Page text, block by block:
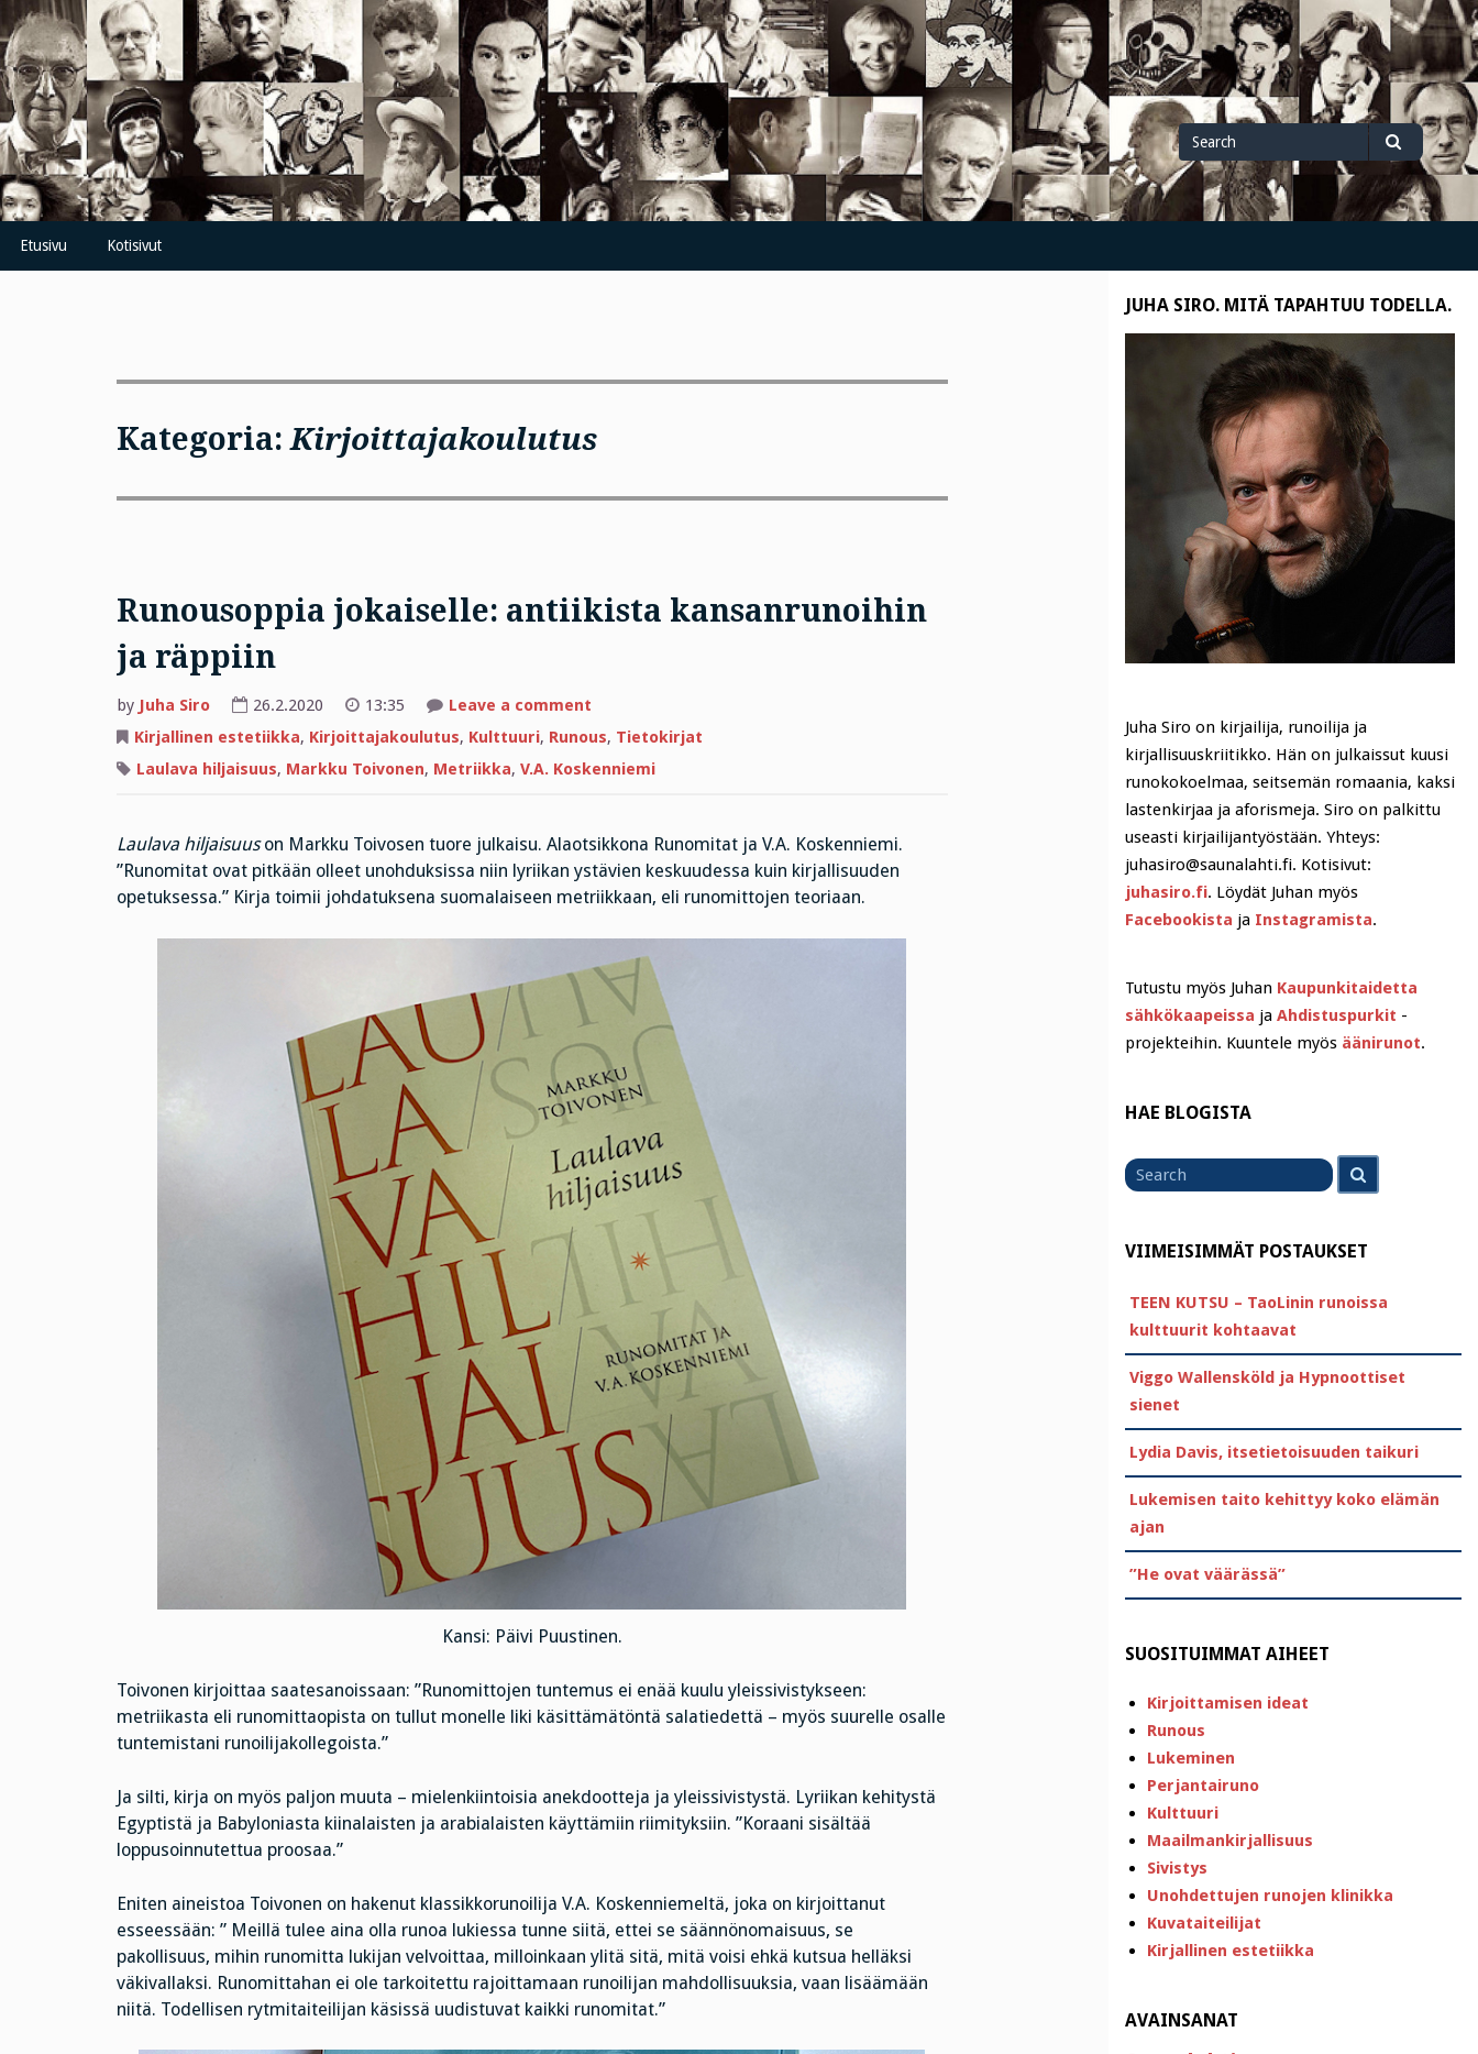
Skip
to
content
Search
for
Search
Etusivu Kotisivut
Kategoria:Kirjoittajakoulutus
Runousoppia jokaiselle: antiikista kansanrunoihin
ja räppiin
by Juha Siro 26.2.2020 13:35 Leave a commenton
jokaiselle:
antiikista
kansanrunoihin
ja
Kirjallinen estetiikka, Kirjoittajakoulutus, Kulttuuri, Runous, Tietokirjat
Laulava hiljaisuus, Markku Toivonen, Metriikka, V.A. Koskenniemi
Laulava hiljaisuuson Markku Toivosen tuore julkaisu. Alaotsikkona Runomitat ja V.A. Koskenniemi.
”Runomitat ovat pitkään olleet unohduksissa niin lyriikan ystävien keskuudessa kuin kirjallisuuden
opetuksessa.” Kirja toimii johdatuksena suomalaiseen metriikkaan, eli runomittojen teoriaan.
Kansi: Päivi Puustinen.
Toivonen kirjoittaa saatesanoissaan: ”Runomittojen tuntemus ei enää kuulu yleissivistykseen:
metriikasta eli runomittaopista on tullut monelle liki käsittämätöntä salatiedettä – myös suurelle osalle
tuntemistani runoilijakollegoista.”
Ja silti, kirja on myös paljon muuta – mielenkiintoisia anekdootteja ja yleissivistystä. Lyriikan kehitystä
Egyptistä ja Babyloniasta kiinalaisten ja arabialaisten käyttämiin riimityksiin. ”Koraani sisältää
loppusoinnutettua proosaa.”
Eniten aineistoa Toivonen on hakenut klassikkorunoilija V.A. Koskenniemeltä, joka on kirjoittanut
esseessään: ” Meillä tulee aina olla runoa lukiessa tunne siitä, ettei se säännönomaisuus, se
pakollisuus, mihin runomitta lukijan velvoittaa, milloinkaan ylitä sitä, mitä voisi ehkä kutsua helläksi
väkivallaksi. Runomittahan ei ole tarkoitettu rajoittamaan runoilijan mahdollisuuksia, vaan lisäämään
niitä. Todellisen rytmitaiteilijan käsissä uudistuvat kaikki runomitat.”
JUHA SIRO. MITÄ TAPAHTUU TODELLA.
Juha Siro on kirjailija, runoilija ja
kirjallisuuskriitikko. Hän on julkaissut kuusi
runokokoelmaa, seitsemän romaania, kaksi
lastenkirjaa ja aforismeja. Siro on palkittu
useasti kirjailijantyöstään. Yhteys:
juhasiro@saunalahti.fi. Kotisivut:
juhasiro.fi. Löydät Juhan myös
Facebookista ja Instagramista.
Tutustu myös Juhan Kaupunkitaidetta
sähkökaapeissa ja Ahdistuspurkit -
projekteihin. Kuuntele myös äänirunot.
HAE BLOGISTA
for
VIIMEISIMMÄT POSTAUKSET
TEEN KUTSU – TaoLinin runoissa
kulttuurit kohtaavat
Viggo Wallensköld ja Hypnoottiset
sienet
Lydia Davis, itsetietoisuuden taikuri
Lukemisen taito kehittyy koko elämän
ajan
”He ovat väärässä”
SUOSITUIMMAT AIHEET
Kirjoittamisen ideat
Runous
Lukeminen
Perjantairuno
Kulttuuri
Maailmankirjallisuus
Sivistys
Unohdettujen runojen klinikka
Kuvataiteilijat
Kirjallinen estetiikka
AVAINSANAT